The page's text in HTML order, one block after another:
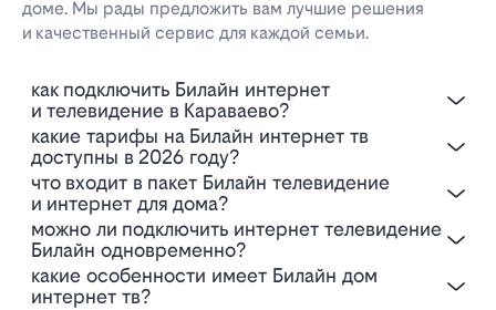
доме. Мы рады предложить вам лучшие решения
и качественный сервис для каждой семьи.
Как подключить Билайн интернет
и телевидение в Караваево?
Какие тарифы на Билайн интернет тв
доступны в 2026 году?
Что входит в пакет Билайн телевидение
и интернет для дома?
Можно ли подключить интернет телевидение
Билайн одновременно?
Какие особенности имеет Билайн дом
интернет тв?